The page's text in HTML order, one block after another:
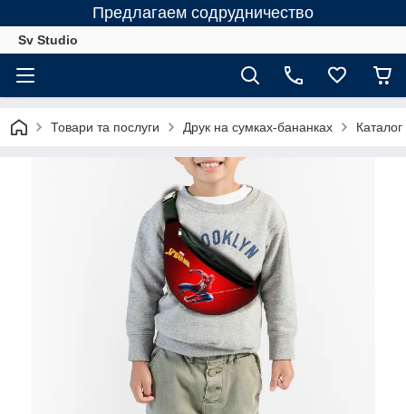
Предлагаем содрудничество
Sv Studio
Товари та послуги Друк на сумках-бананках